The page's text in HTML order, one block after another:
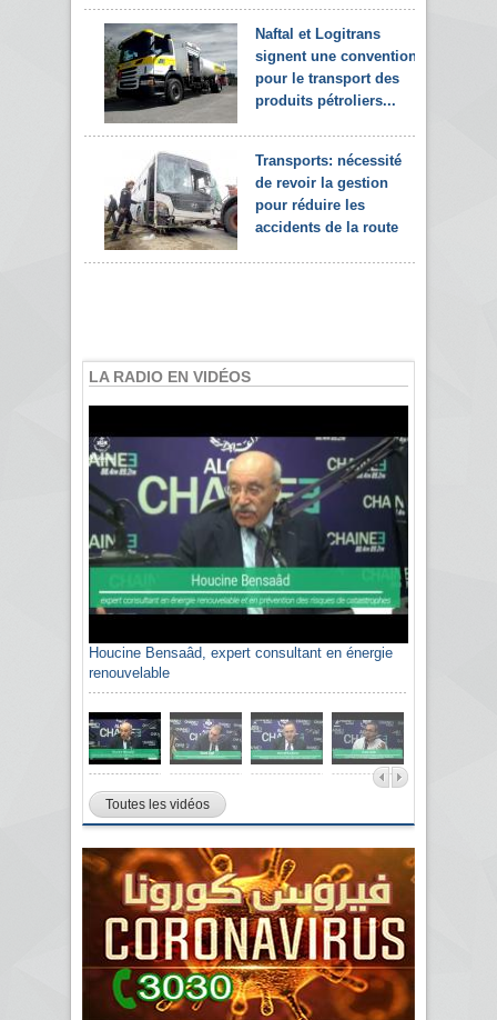
Naftal et Logitrans
signent une convention
pour le transport des
produits pétroliers...
Transports: nécessité
de revoir la gestion
pour réduire les
accidents de la route
LA RADIO EN VIDÉOS
Houcine Bensaâd, expert consultant en énergie
renouvelable
Toutes les vidéos